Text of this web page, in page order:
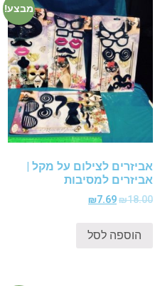
מבצע!
אביזרים לצילום על מקל |
אביזרים למסיבות
₪18.00
₪7.69
הוספה לסל